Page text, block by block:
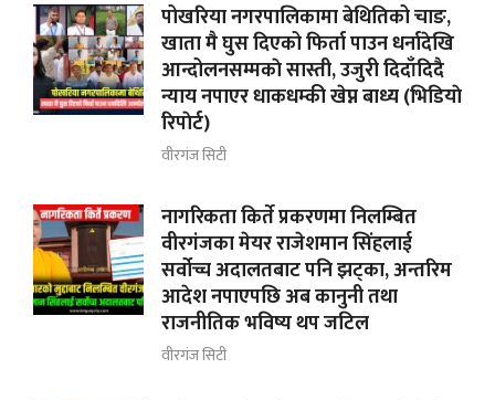
पोखरिया नगरपालिकामा बेथितिको चाङ,
खाता मै घुस दिएको फिर्ता पाउन धर्नादेखि
आन्दोलनसम्मकाे सास्ती, उजुरी दिदाँदिदै
न्याय नपाएर धाकधम्की खेप्न बाध्य (भिडियाे
रिपाेर्ट)
वीरगंज सिटी
नागरिकता किर्ते प्रकरणमा निलम्बित
वीरगंजका मेयर राजेशमान सिंहलाई
सर्वोच्च अदालतबाट पनि झट्का, अन्तरिम
आदेश नपाएपछि अब कानुनी तथा
राजनीतिक भविष्य थप जटिल
वीरगंज सिटी